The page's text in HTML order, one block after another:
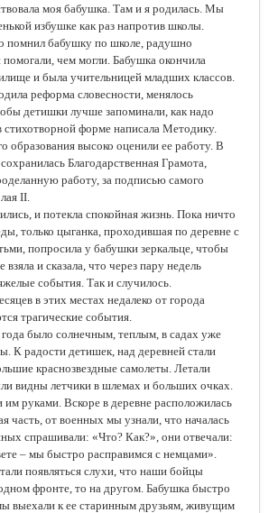
моя бабушка. Там и я родилась. Мы
избушке как раз напротив школы.
помнил бабушку по школе, радушно
помогали, чем могли. Бабушка окончила
и была учительницей младших классов.
реформа словесности, менялось
детишки лучше запоминали, как надо
стихотворной форме написала Методику.
образования высоко оценили ее работу. В
Благодарственная Грамота,
работу, за подписью самого
II.
и потекла спокойная жизнь. Пока ничто
только цыганка, проходившая по деревне с
попросила у бабушки зеркальце, чтобы
взяла и сказала, что через пару недель
события. Так и случилось.
в этих местах недалеко от города
трагические события.
было солнечным, теплым, в садах уже
К радости детишек, над деревней стали
краснозвездные самолеты. Летали
видны летчики в шлемах и больших очках.
руками. Вскоре в деревне расположилась
часть, от военных мы узнали, что началась
спрашивали: «Что? Как?», они отвечали:
– мы быстро расправимся с немцами».
появляться слухи, что наши бойцы
фронте, то на другом. Бабушка быстро
выехали к ее старинным друзьям, живущим